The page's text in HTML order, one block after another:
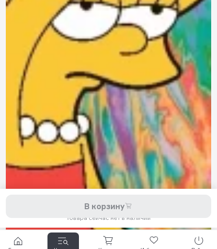
В корзину
Товара сейчас нет в наличии
8 800 200-11-45
Задать вопрос в Telegram
5,0
Рейтинг магазина
Мы принимаем к оплате:
самокатов, запчастей для самокатов, аксессуаров, экипировки,
одежды и обуви.